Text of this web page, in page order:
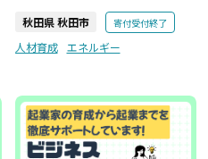
秋田県 秋田市 寄付受付終了
人材育成 エネルギー